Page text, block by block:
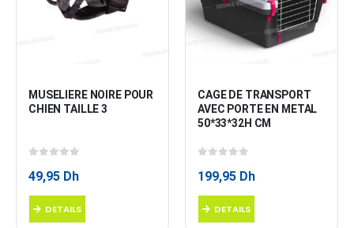
MUSELIERE NOIRE POUR
CHIEN TAILLE 3
49,95 Dh
DETAILS
CAGE DE TRANSPORT
AVEC PORTE EN METAL
50*33*32H CM
199,95 Dh
DETAILS